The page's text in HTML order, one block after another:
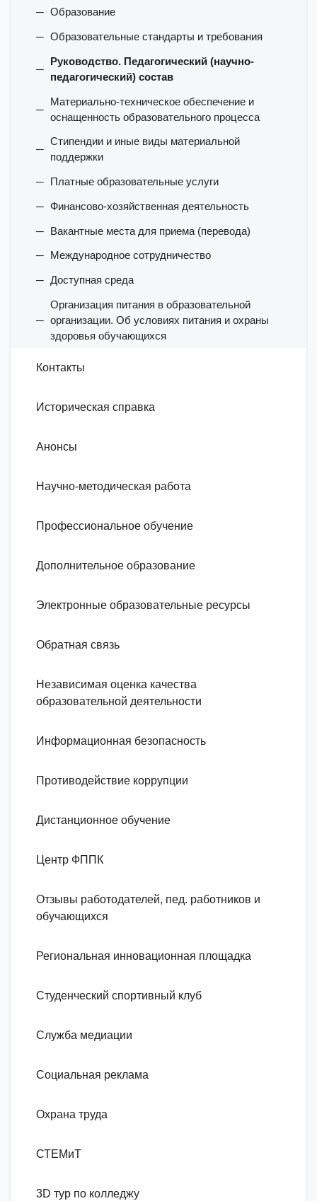
Образование
Образовательные стандарты и требования
Руководство. Педагогический (научно-
педагогический) состав
Материально-техническое обеспечение и
оснащенность образовательного процесса
Стипендии и иные виды материальной
поддержки
Платные образовательные услуги
Финансово-хозяйственная деятельность
Вакантные места для приема (перевода)
Международное сотрудничество
Доступная среда
Организация питания в образовательной
организации. Об условиях питания и охраны
здоровья обучающихся
Контакты
Историческая справка
Анонсы
Научно-методическая работа
Профессиональное обучение
Дополнительное образование
Электронные образовательные ресурсы
Обратная связь
Независимая оценка качества
образовательной деятельности
Информационная безопасность
Противодействие коррупции
Дистанционное обучение
Центр ФППК
Отзывы работодателей, пед. работников и
обучающихся
Региональная инновационная площадка
Студенческий спортивный клуб
Служба медиации
Социальная реклама
Охрана труда
СТЕМиТ
3D тур по колледжу